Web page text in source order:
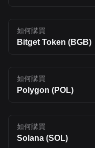
Layer 2 space will all
an interesting project to
infrastructure may be
any of the products and
financial, or trading
consulted prior to making
如何購買
Bitget Token (BGB)
如何購買
Polygon (POL)
如何購買
Solana (SOL)